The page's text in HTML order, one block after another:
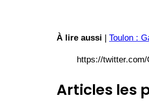
À lire aussi Toulon :
https://twitter.com/
Articles les